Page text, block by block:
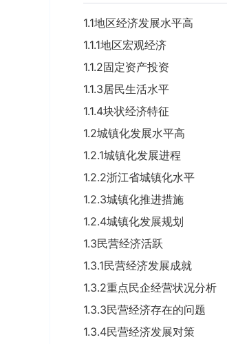
1.1地区经济发展水平高
1.1.1地区宏观经济
1.1.2固定资产投资
1.1.3居民生活水平
1.1.4块状经济特征
1.2城镇化发展水平高
1.2.1城镇化发展进程
1.2.2浙江省城镇化水平
1.2.3城镇化推进措施
1.2.4城镇化发展规划
1.3民营经济活跃
1.3.1民营经济发展成就
1.3.2重点民企经营状况分析
1.3.3民营经济存在的问题
1.3.4民营经济发展对策